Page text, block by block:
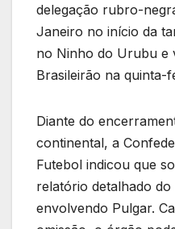
delegação rubro-
Janeiro no início da
no Ninho do Urubu e
Brasileirão na quinta-
Diante do
continental, a
Futebol indicou que
relatório detalhado
envolvendo Pulgar.